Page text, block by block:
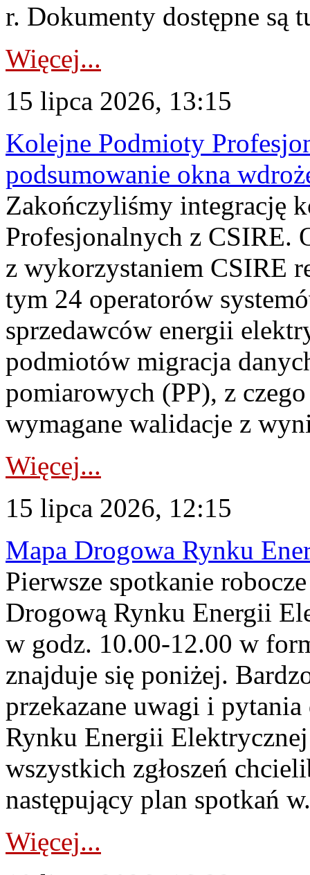
r. Dokumenty dostępne są
Więcej...
15 lipca 2026, 13:15
Kolejne Podmioty
podsumowanie okna
Zakończyliśmy integrację
Profesjonalnych z CSIRE.
z wykorzystaniem CSIRE
tym 24 operatorów
sprzedawców energii
podmiotów migracja
pomiarowych (PP), z
wymagane walidacje z
Więcej...
15 lipca 2026, 12:15
Mapa Drogowa Rynku
Pierwsze spotkanie
Drogową Rynku Energii
w godz. 10.00-12.00 w
znajduje się poniżej.
przekazane uwagi i
Rynku Energii
wszystkich zgłoszeń
następujący plan spotkań
Więcej...